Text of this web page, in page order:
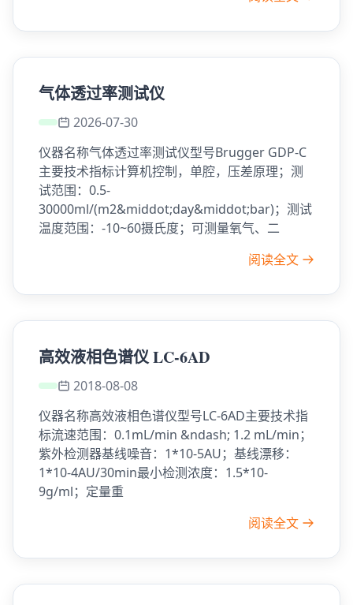
气体透过率测试仪
2026-07-30
仪器名称气体透过率测试仪型号Brugger GDP-C
主要技术指标计算机控制，单腔，压差原理；测
试范围：0.5-
30000ml/(m2&middot;day&middot;bar)；测试
温度范围：-10~60摄氏度；可测量氧气、二
阅读全文
高效液相色谱仪 LC-6AD
2018-08-08
仪器名称高效液相色谱仪型号LC-6AD主要技术指
标流速范围：0.1mL/min &ndash; 1.2 mL/min；
紫外检测器基线噪音：1*10-5AU；基线漂移：
1*10-4AU/30min最小检测浓度：1.5*10-
9g/ml；定量重
阅读全文